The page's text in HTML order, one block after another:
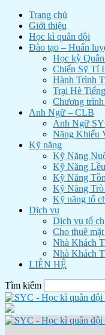
Trang chủ
Giới thiệu
Học kì quân đội
Đào tạo – Huấn
Học kỳ
Chiến Sỹ Tí
Hành Trình
Trại Hè
Chương
Anh Ngữ – CLB
Anh Ngữ
Năng Khiếu
Kỹ năng
Kỹ Năng
Kỹ Năng
Kỹ Năng
Kỹ Năng
Kỹ năng tổ
Dịch vụ
Dịch vụ tổ
Cho thuê
Nhà Khách
Nhà Khách
LIÊN HỆ
Tìm kiếm